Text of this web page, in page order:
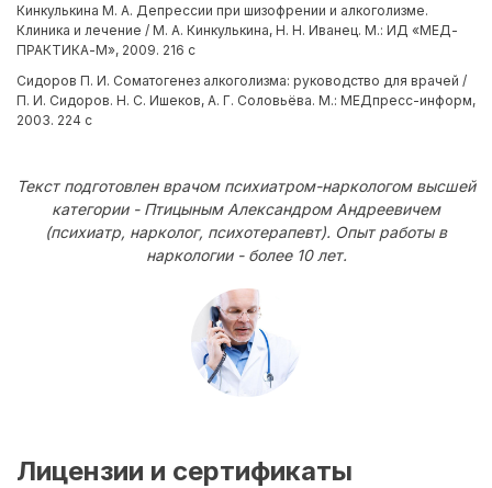
Кинкулькина М. А. Депрессии при шизофрении и алкоголизме.
Клиника и лечение / М. А. Кинкулькина, Н. Н. Иванец. М.: ИД «МЕД-
ПРАКТИКА-М», 2009. 216 с
Сидоров П. И. Соматогенез алкоголизма: руководство для врачей /
П. И. Сидоров. Н. С. Ишеков, А. Г. Соловьёва. М.: МЕДпресс-информ,
2003. 224 с
Текст подготовлен врачом психиатром-наркологом высшей
категории - Птицыным Александром Андреевичем
(психиатр, нарколог, психотерапевт). Опыт работы в
наркологии - более 10 лет.
Лицензии и сертификаты